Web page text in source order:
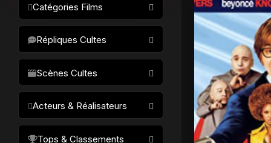
Catégories Films
Science-fiction
Drame / Thriller
Comédie/humour
Horreur
Fantastique
Répliques Cultes
Scènes Cultes
Acteurs & Réalisateurs
Tops & Classements